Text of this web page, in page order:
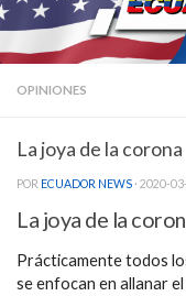
OPINIONES
La joya de la corona
POR ECUADOR NEWS · 2020-
La joya de la
Prácticamente todos
se enfocan en allanar